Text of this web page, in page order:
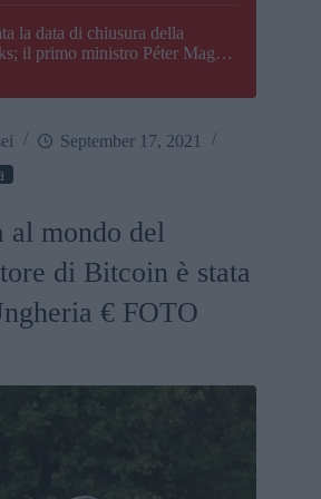
la data di chiusura della
il primo ministro Péter Magyar
September 17, 2021
al mondo del
di Bitcoin è stata
€ FOTO